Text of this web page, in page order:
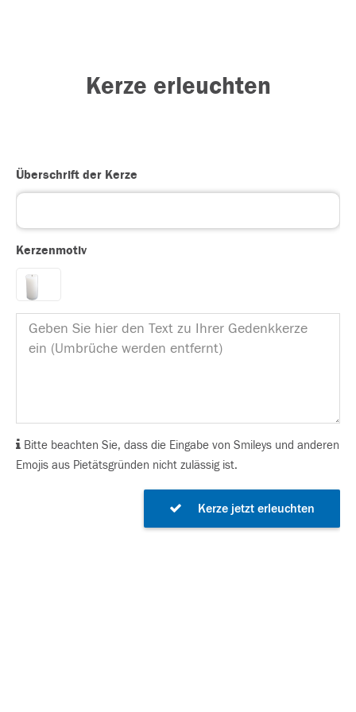
Kerze erleuchten
Überschrift der Kerze
Kerzenmotiv
Bitte beachten Sie, dass die Eingabe von Smileys und anderen
Emojis aus Pietätsgründen nicht zulässig ist.
Kerze jetzt erleuchten